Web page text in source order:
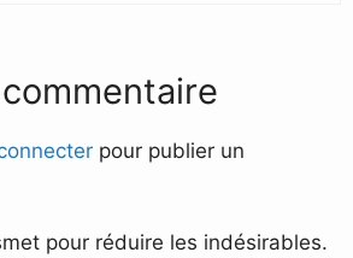
pour publier un
pour réduire les indésirables.